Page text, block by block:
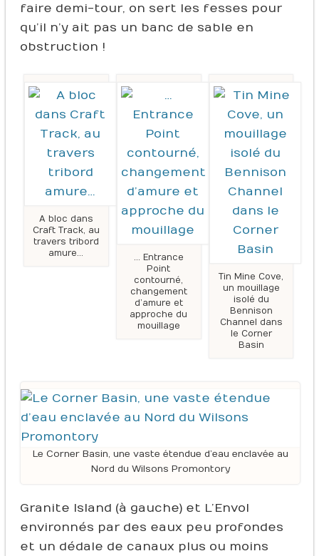
faire demi-tour, on sert les fesses pour
qu’il n’y ait pas un banc de sable en
obstruction !
A bloc dans
Craft Track, au
travers tribord
amure…
… Entrance
Point
contourné,
changement
d’amure et
approche du
mouillage
Tin Mine Cove,
un mouillage
isolé du
Bennison
Channel dans
le Corner
Basin
Le Corner Basin, une vaste étendue d’eau enclavée au
Nord du Wilsons Promontory
Granite Island (à gauche) et L’Envol
environnés par des eaux peu profondes
et un dédale de canaux plus ou moins